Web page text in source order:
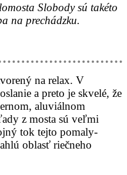
Slobody sú takéto
na prechádzku.
na relax. V
a preto je skvelé, že
aluviálnom
z mosta sú veľmi
tok tejto pomaly-
oblasť riečneho